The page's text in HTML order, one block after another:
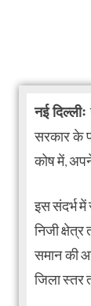
नई दिल्लीः
सरकार के
कोष में,
इस संदर्भ
निजी
समान की
जिला स्तर